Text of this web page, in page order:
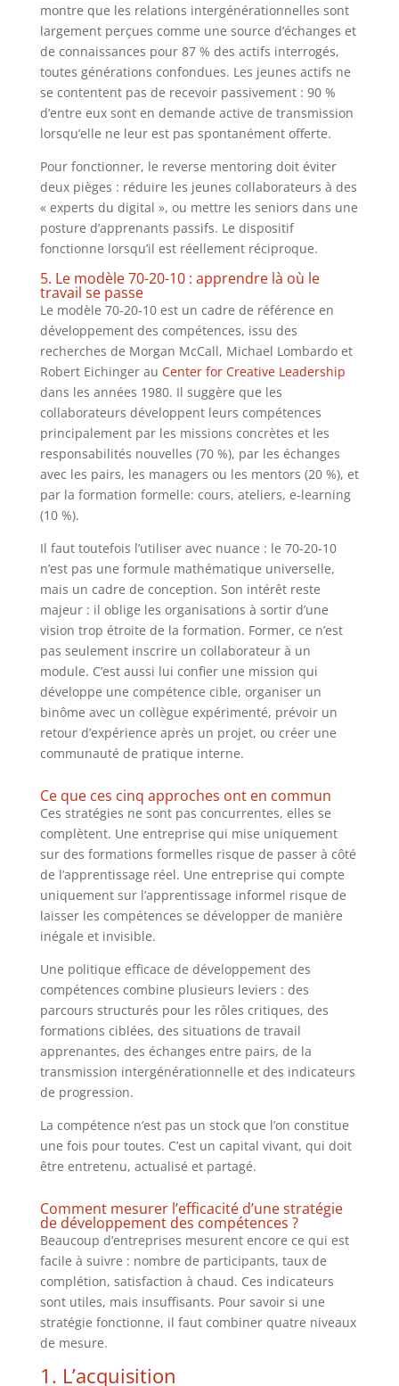
montre que les relations intergénérationnelles sont
largement perçues comme une source d’échanges et
de connaissances pour 87 % des actifs interrogés,
toutes générations confondues. Les jeunes actifs ne
se contentent pas de recevoir passivement : 90 %
d’entre eux sont en demande active de transmission
lorsqu’elle ne leur est pas spontanément offerte.
Pour fonctionner, le reverse mentoring doit éviter
deux pièges : réduire les jeunes collaborateurs à des
« experts du digital », ou mettre les seniors dans une
posture d’apprenants passifs. Le dispositif
fonctionne lorsqu’il est réellement réciproque.
5. Le modèle 70-20-10 : apprendre là où le
travail se passe
Le modèle 70-20-10 est un cadre de référence en
développement des compétences, issu des
recherches de Morgan McCall, Michael Lombardo et
Robert Eichinger au Center for Creative Leadership
dans les années 1980. Il suggère que les
collaborateurs développent leurs compétences
principalement par les missions concrètes et les
responsabilités nouvelles (70 %), par les échanges
avec les pairs, les managers ou les mentors (20 %), et
par la formation formelle: cours, ateliers, e-learning
(10 %).
Il faut toutefois l’utiliser avec nuance : le 70-20-10
n’est pas une formule mathématique universelle,
mais un cadre de conception. Son intérêt reste
majeur : il oblige les organisations à sortir d’une
vision trop étroite de la formation. Former, ce n’est
pas seulement inscrire un collaborateur à un
module. C’est aussi lui confier une mission qui
développe une compétence cible, organiser un
binôme avec un collègue expérimenté, prévoir un
retour d’expérience après un projet, ou créer une
communauté de pratique interne.
Ce que ces cinq approches ont en commun
Ces stratégies ne sont pas concurrentes, elles se
complètent. Une entreprise qui mise uniquement
sur des formations formelles risque de passer à côté
de l’apprentissage réel. Une entreprise qui compte
uniquement sur l’apprentissage informel risque de
laisser les compétences se développer de manière
inégale et invisible.
Une politique efficace de développement des
compétences combine plusieurs leviers : des
parcours structurés pour les rôles critiques, des
formations ciblées, des situations de travail
apprenantes, des échanges entre pairs, de la
transmission intergénérationnelle et des indicateurs
de progression.
La compétence n’est pas un stock que l’on constitue
une fois pour toutes. C’est un capital vivant, qui doit
être entretenu, actualisé et partagé.
Comment mesurer l’efficacité d’une stratégie
de développement des compétences ?
Beaucoup d’entreprises mesurent encore ce qui est
facile à suivre : nombre de participants, taux de
complétion, satisfaction à chaud. Ces indicateurs
sont utiles, mais insuffisants. Pour savoir si une
stratégie fonctionne, il faut combiner quatre niveaux
de mesure.
1. L’acquisition